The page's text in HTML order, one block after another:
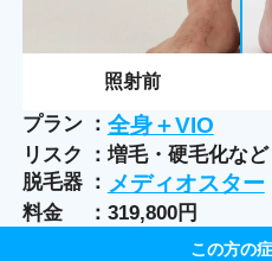
プラン 全身＋VIO
リスク
増毛・硬毛化など
脱毛器
メディオスター
料金 319,800円
この方の
照射前